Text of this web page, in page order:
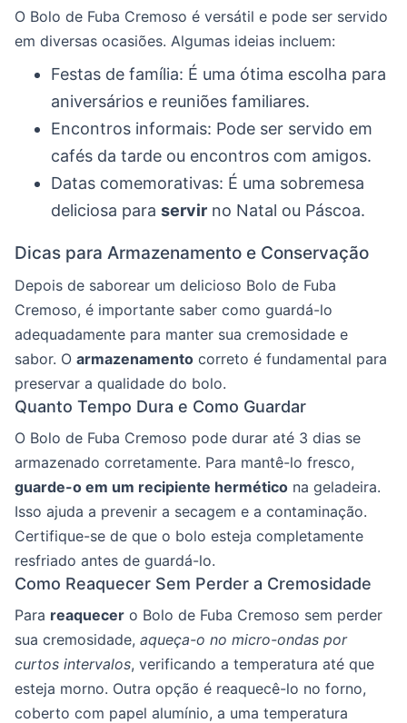
O Bolo de Fuba Cremoso é versátil e pode ser servido
em diversas ocasiões. Algumas ideias incluem:
Festas de família: É uma ótima escolha para
aniversários e reuniões familiares.
Encontros informais: Pode ser servido em
cafés da tarde ou encontros com amigos.
Datas comemorativas: É uma sobremesa
deliciosa para servir no Natal ou Páscoa.
Dicas para Armazenamento e Conservação
Depois de saborear um delicioso Bolo de Fuba
Cremoso, é importante saber como guardá-lo
adequadamente para manter sua cremosidade e
sabor. O armazenamento correto é fundamental para
preservar a qualidade do bolo.
Quanto Tempo Dura e Como Guardar
O Bolo de Fuba Cremoso pode durar até 3 dias se
armazenado corretamente. Para mantê-lo fresco,
guarde-o em um recipiente hermético na geladeira.
Isso ajuda a prevenir a secagem e a contaminação.
Certifique-se de que o bolo esteja completamente
resfriado antes de guardá-lo.
Como Reaquecer Sem Perder a Cremosidade
Para reaquecer o Bolo de Fuba Cremoso sem perder
sua cremosidade, aqueça-o no micro-ondas por
curtos intervalos, verificando a temperatura até que
esteja morno. Outra opção é reaquecê-lo no forno,
coberto com papel alumínio, a uma temperatura